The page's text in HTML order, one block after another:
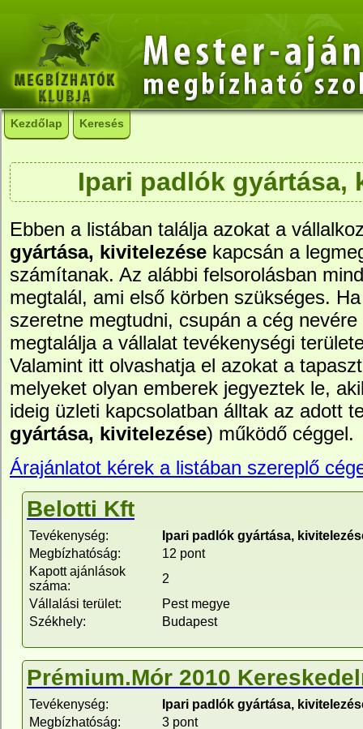
Kezdőlap Keresés
Ipari padlók gyártása,
Ebben a listában találja azokat a
gyártása, kivitelezése kapcsán a
számítanak. Az alábbi felsorolásban
megtalál, ami első körben szükséges.
szeretne megtudni, csupán a cég
megtalálja a vállalat tevékenységi
Valamint itt olvashatja el azokat a
melyeket olyan emberek jegyeztek le,
ideig üzleti kapcsolatban álltak az adott
gyártása, kivitelezése) működő céggel.
Árajánlatot kérek a listában szereplő
Belotti Kft
Tevékenység:
Ipari padlók gyártása,
Megbízhatóság:
12 pont
Kapott ajánlások
száma:
2
Vállalási terület:
Pest megye
Székhely:
Budapest
Prémium.Mór 2010
Tevékenység:
Ipari padlók gyártása,
Megbízhatóság:
3 pont